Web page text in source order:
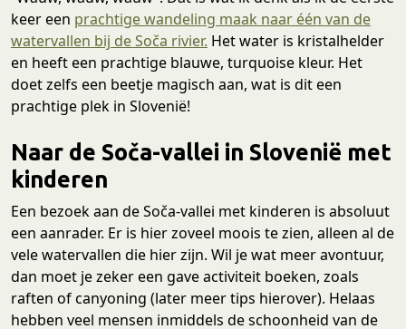
keer een prachtige wandeling maak naar één van de
watervallen bij de Soča rivier. Het water is kristalhelder
en heeft een prachtige blauwe, turquoise kleur. Het
doet zelfs een beetje magisch aan, wat is dit een
prachtige plek in Slovenië!
Naar de Soča-vallei in Slovenië met
kinderen
Een bezoek aan de Soča-vallei met kinderen is absoluut
een aanrader. Er is hier zoveel moois te zien, alleen al de
vele watervallen die hier zijn. Wil je wat meer avontuur,
dan moet je zeker een gave activiteit boeken, zoals
raften of canyoning (later meer tips hierover). Helaas
hebben veel mensen inmiddels de schoonheid van de